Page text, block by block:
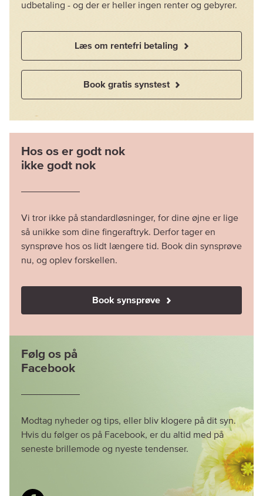
udbetaling - og der er heller ingen renter og gebyrer.
Læs om rentefri betaling
Book gratis synstest
Hos os er godt nok
ikke godt nok
Vi tror ikke på standardløsninger, for dine øjne er lige
så unikke som dine fingeraftryk. Derfor tager en
synsprøve hos os lidt længere tid. Book din synsprøve
nu, og oplev forskellen.
Book synsprøve
Følg os på
Facebook
Modtag nyheder og tips, eller bliv klogere på dit syn.
Hvis du følger os på Facebook, er du altid med på
seneste brillemode og nyeste tendenser.